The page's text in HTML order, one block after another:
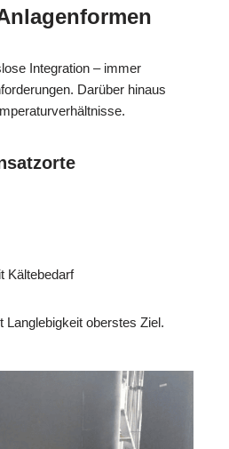
Integration – immer
Darüber hinaus
Kältebedarf
Langlebigkeit oberstes Ziel.